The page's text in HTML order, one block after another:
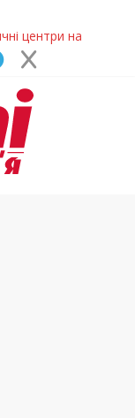
центри на
опалювального
місце
на власне